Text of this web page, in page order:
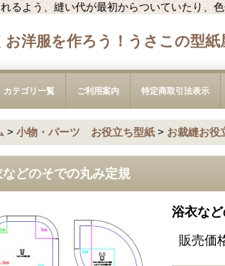
るよう、縫い代が最初からついていたり、
お洋服を作ろう！うさこの型紙
カテゴリ一覧 ご利用案内 特定商取引法表示
> 小物・パーツ お役立ち型紙 > お裁縫お役
どのそでの丸み定規
浴衣な
販売価